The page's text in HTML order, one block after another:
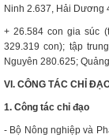
Ninh 2.637, Hải Dương
+ 26.584 con gia súc
329.319 con); tập
Nguyên 280.625;
VI. CÔNG TÁC CHỈ
1. Công tác chỉ đạo
- Bộ Nông nghiệp và